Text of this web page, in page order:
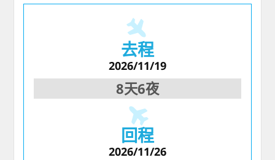
去程
2026/11/19
8天6夜
回程
2026/11/26